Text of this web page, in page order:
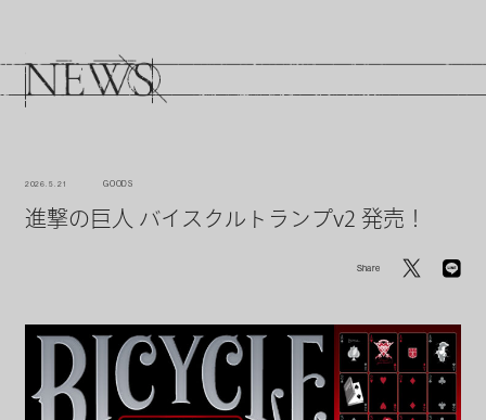
2026. 5. 21 GOODS
進撃の巨人 バイスクルトランプv2 発売！
Share